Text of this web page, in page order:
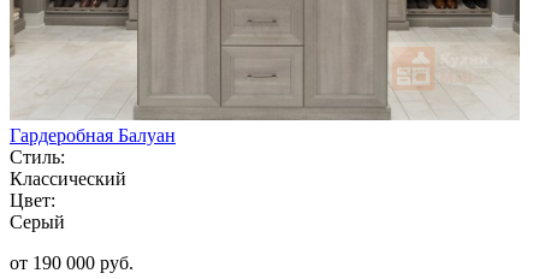
Гардеробная Балуан
Стиль:
Классический
Цвет:
Серый
от 190 000 руб.